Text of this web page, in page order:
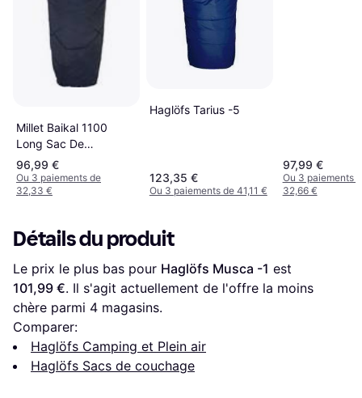
Millet Baikal 1100
Long Sac De
Couchage
96,99 €
Ou 3 paiements de
32,33 €
Haglöfs Tarius -5
123,35 €
Ou 3 paiements de 41,11 €
97,99 €
Ou 3 paiements
32,66 €
Détails du produit
Le prix le plus bas pour Haglöfs Musca -1
101,99 €. Il s'agit actuellement de l'offre la moins
chère parmi 4 magasins.
Comparer:
Haglöfs Camping et Plein air
Haglöfs Sacs de couchage